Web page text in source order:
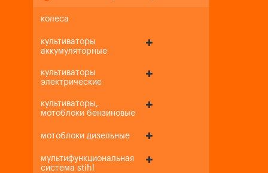
колеса
культиваторы
аккумуляторные
культиваторы
электрические
культиваторы,
мотоблоки бензиновые
мотоблоки дизельные
мультифункциональная
система stihl